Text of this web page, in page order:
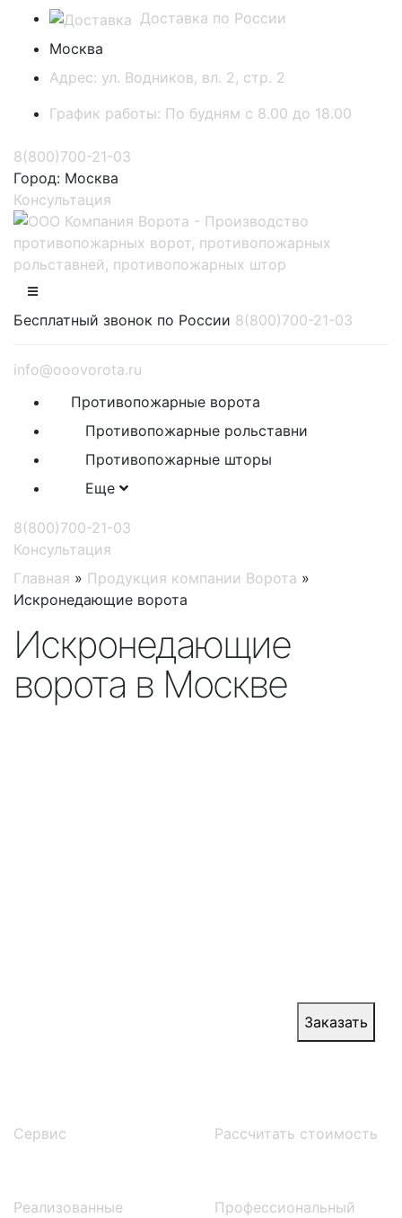
Доставка по России
Москва
Адрес: ул. Водников, вл. 2, стр. 2
График работы: По будням с 8.00 до 18.00
8(800)700-21-03
Город: Москва
Консультация
Бесплатный звонок по России 8(800)700-21-03
info@ooovorota.ru
Противопожарные ворота
Противопожарные рольставни
Противопожарные шторы
Еще
8(800)700-21-03
Консультация
Главная » Продукция компании Ворота »
Искронедающие ворота
Искронедающие
ворота в Москве
Заказать
Сервис Расcчитать стоимость
Реализованные
Профессиональный